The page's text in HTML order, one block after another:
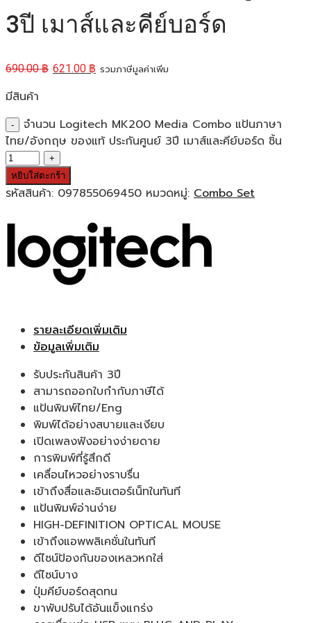
3ปี เมาส์และคีย์บอร์ด
690.00฿ 621.00 ฿ รวมภาษีมูลค่าเพิ่ม
มีสินค้า
จำนวน Logitech MK200 Media Combo แป้นภาษา
ไทย/อังกฤษ ของแท้ ประกันศูนย์ 3ปี เมาส์และคีย์บอร์ด ชิ้น
หยิบใส่ตะกร้า
รหัสสินค้า: 097855069450 หมวดหมู่: Combo Set
รายละเอียดเพิ่มเติม
ข้อมูลเพิ่มเติม
รับประกันสินค้า 3ปี
สามารถออกใบกำกับภาษีได้
แป้นพิมพ์ไทย/Eng
พิมพ์ได้อย่างสบายและเงียบ
เปิดเพลงฟังอย่างง่ายดาย
การพิมพ์ที่รู้สึกดี
เคลื่อนไหวอย่างราบรื่น
เข้าถึงสื่อและอินเตอร์เน็ทในทันที
แป้นพิมพ์อ่านง่าย
HIGH-DEFINITION OPTICAL MOUSE
เข้าถึงแอพพลิเคชั่นในทันที
ดีไซน์ป้องกันของเหลวหกใส่
ดีไซน์บาง
ปุ่มคีย์บอร์ดสุดทน
ขาพับปรับได้อันแข็งแกร่ง